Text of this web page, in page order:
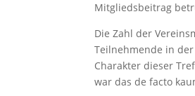
Mitgliedsbeitrag
Die Zahl der
Teilnehmende in
Charakter dieser
war das de facto